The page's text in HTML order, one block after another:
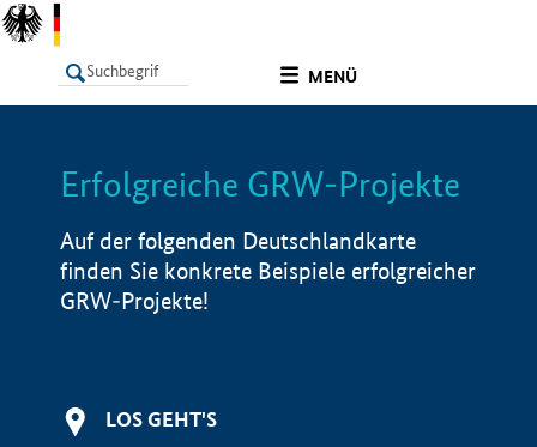
MENÜ
LISTE Info
Erfolgreiche GRW-Projekte
Auf der folgenden Deutschlandkarte
finden Sie konkrete Beispiele erfolgreicher
GRW-Projekte!
LOS GEHT'S